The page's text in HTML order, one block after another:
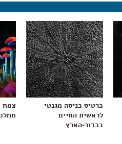
כרטיס כניסה מגנטי
לראשית החיים
בכדור-הארץ
צמח